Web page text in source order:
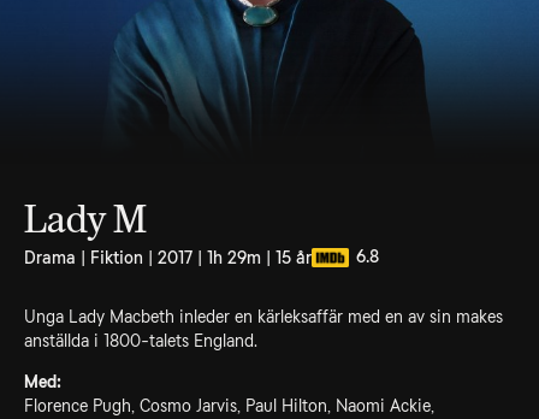
Lady M
Drama | Fiktion | 2017 | 1h 29m | 15 år 6.8
Unga Lady Macbeth inleder en kärleksaffär med en av sin makes
anställda i 1800-talets England.
Med:
Florence Pugh, Cosmo Jarvis, Paul Hilton, Naomi Ackie,